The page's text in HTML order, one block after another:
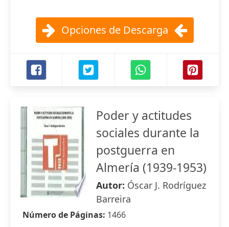
Opciones de Descarga
Poder y actitudes
sociales durante la
postguerra en
Almería (1939-1953)
Autor: Óscar J. Rodríguez
Barreira
Número de Páginas: 1466